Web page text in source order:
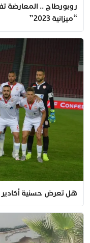
روبورطاج .. المعارضة
“ميزانية 2023”
هل تعرض حسنية أكادير